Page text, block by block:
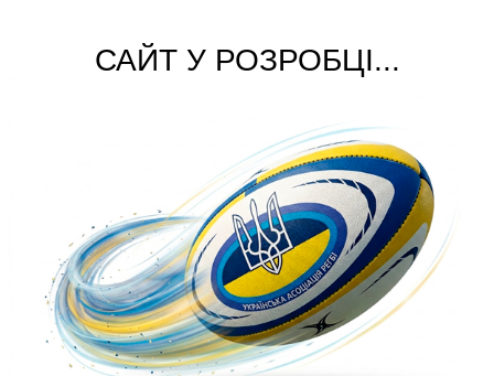
САЙТ У РОЗРОБЦІ...